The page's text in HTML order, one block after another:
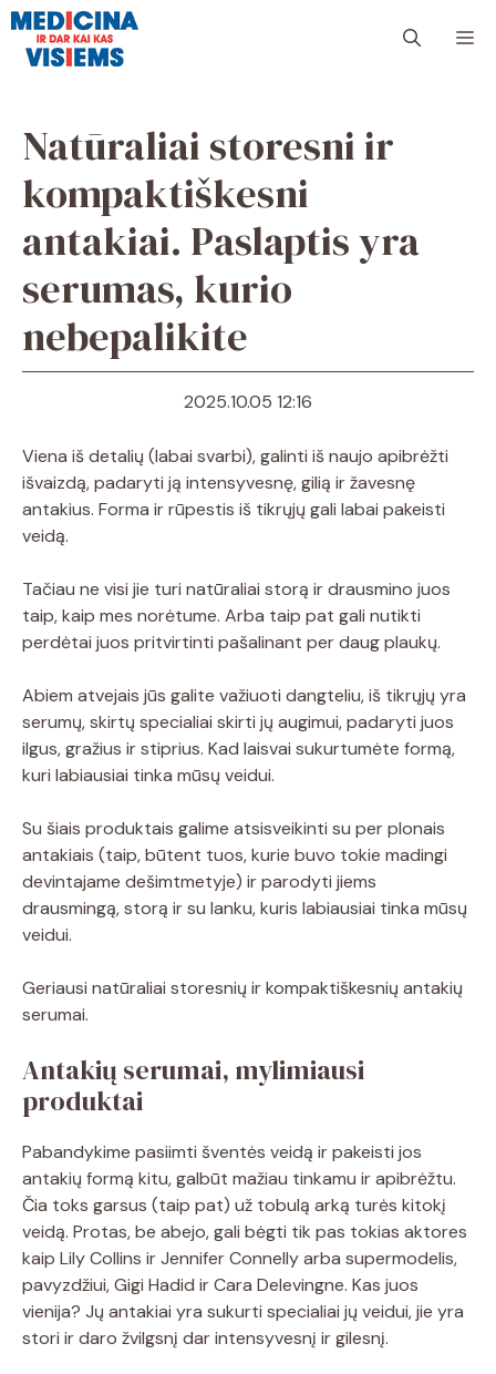
Pereiti
turinio
Natūraliai storesni ir
kompaktiškesni
antakiai. Paslaptis yra
serumas, kurio
nebepalikite
2025.10.05 12:16
Viena iš detalių (labai svarbi), galinti iš naujo apibrėžti
išvaizdą, padaryti ją intensyvesnę, gilią ir žavesnę
antakius. Forma ir rūpestis iš tikrųjų gali labai pakeisti
veidą.
Tačiau ne visi jie turi natūraliai storą ir drausmino juos
taip, kaip mes norėtume. Arba taip pat gali nutikti
perdėtai juos pritvirtinti pašalinant per daug plaukų.
Abiem atvejais jūs galite važiuoti dangteliu, iš tikrųjų yra
serumų, skirtų specialiai skirti jų augimui, padaryti juos
ilgus, gražius ir stiprius. Kad laisvai sukurtumėte formą,
kuri labiausiai tinka mūsų veidui.
Su šiais produktais galime atsisveikinti su per plonais
antakiais (taip, būtent tuos, kurie buvo tokie madingi
devintajame dešimtmetyje) ir parodyti jiems
drausmingą, storą ir su lanku, kuris labiausiai tinka mūsų
veidui.
Geriausi natūraliai storesnių ir kompaktiškesnių antakių
serumai.
Antakių serumai, mylimiausi
produktai
Pabandykime pasiimti šventės veidą ir pakeisti jos
antakių formą kitu, galbūt mažiau tinkamu ir apibrėžtu.
Čia toks garsus (taip pat) už tobulą arką turės kitokį
veidą. Protas, be abejo, gali bėgti tik pas tokias aktores
kaip Lily Collins ir Jennifer Connelly arba supermodelis,
pavyzdžiui, Gigi Hadid ir Cara Delevingne. Kas juos
vienija? Jų antakiai yra sukurti specialiai jų veidui, jie yra
stori ir daro žvilgsnį dar intensyvesnį ir gilesnį.